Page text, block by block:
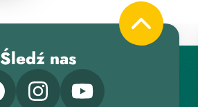
Śledź nas